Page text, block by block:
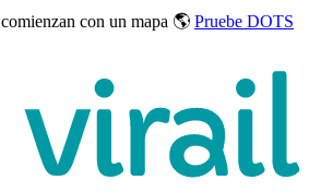
comienzan con un mapa 🌎 Pruebe DOTS